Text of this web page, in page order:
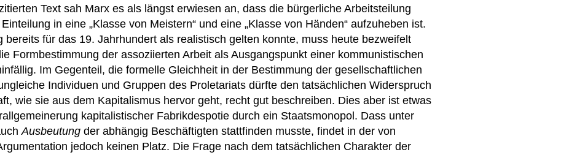
Text sah Marx es als längst erwiesen an, dass die bürgerliche Arbeitsteilung
in eine „Klasse von Meistern“ und eine „Klasse von Händen“ aufzuheben ist.
bereits für das 19. Jahrhundert als realistisch gelten konnte, muss heute bezweifelt
Formbestimmung der assoziierten Arbeit als Ausgangspunkt einer kommunistischen
Im Gegenteil, die formelle Gleichheit in der Bestimmung der gesellschaftlichen
Individuen und Gruppen des Proletariats dürfte den tatsächlichen Widerspruch
wie sie aus dem Kapitalismus hervor geht, recht gut beschreiben. Dies aber ist etwas
kapitalistischer Fabrikdespotie durch ein Staatsmonopol. Dass unter
Ausbeutung der abhängig Beschäftigten stattfinden musste, findet in der von
jedoch keinen Platz. Die Frage nach dem tatsächlichen Charakter der